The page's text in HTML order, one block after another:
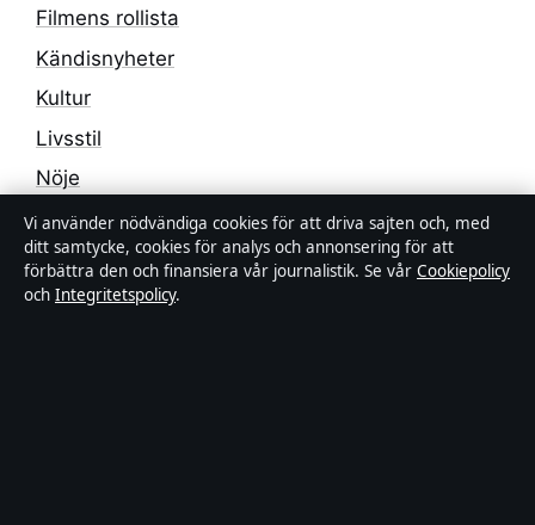
Filmens rollista
Kändisnyheter
Kultur
Livsstil
Nöje
Nyheter
Samhälle & reglering
Sport
Vi använder nödvändiga cookies för att driva sajten och, med
ditt samtycke, cookies för analys och annonsering för att
förbättra den och finansiera vår journalistik. Se vår Cookiepolicy
och Integritetspolicy.